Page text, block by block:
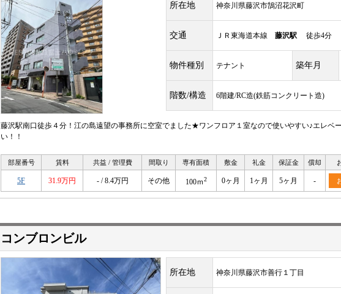
所在地 神奈川県藤沢市鵠沼花沢町
交通 ＪＲ東海道本線 藤沢駅 徒歩4分
物件種別 テナント 築年月
階数/構造 6階建/RC造(鉄筋コンクリート造)
藤沢駅南口徒歩４分！江の島遠望の事務所に空室でました★ワンフロア１室なので使いやすい♪エレベ
い！！
部屋番号 賃料 共益 / 管理費 間取り 専有面積 敷金 礼金 保証金 償却
5F 31.9万円 - / 8.4万円 その他 100ｍ2 0ヶ月 1ヶ月 5ヶ月 -
コンブロンビル
所在地 神奈川県藤沢市善行１丁目